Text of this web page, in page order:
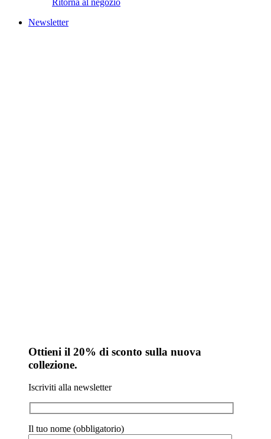
Ritorna al negozio
Newsletter
Ottieni il 20% di sconto sulla nuova
collezione.
Iscriviti alla newsletter
Il tuo nome (obbligatorio)